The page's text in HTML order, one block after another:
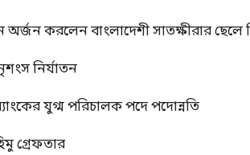
অর্জন করলেন বাংলাদেশী সাতক্ষীরার ছেলে
নির্যাতন
যুগ্ম পরিচালক পদে পদোন্নতি
গ্রেফতার